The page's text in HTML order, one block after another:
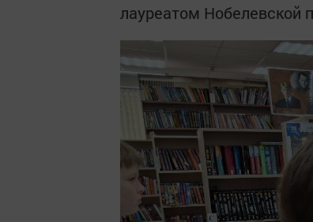
лауреатом Нобелевской